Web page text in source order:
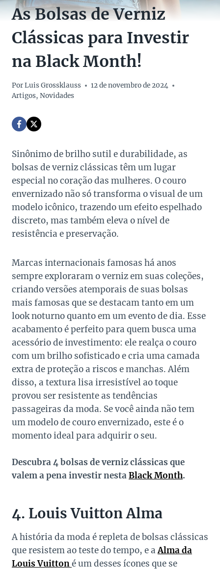
As Bolsas de Verniz
Clássicas para Investir
na Black Month!
PorLuis Grossklauss
12 de novembro de 2024
Artigos, Novidades
Sinônimo de brilho sutil e durabilidade, as
bolsas de verniz clássicas têm um lugar
especial no coração das mulheres. O couro
envernizado não só transforma o visual de um
modelo icônico, trazendo um efeito espelhado
discreto, mas também eleva o nível de
resistência e preservação.
Marcas internacionais famosas há anos
sempre exploraram o verniz em suas coleções,
criando versões atemporais de suas bolsas
mais famosas que se destacam tanto em um
look noturno quanto em um evento de dia. Esse
acabamento é perfeito para quem busca uma
acessório de investimento: ele realça o couro
com um brilho sofisticado e cria uma camada
extra de proteção a riscos e manchas. Além
disso, a textura lisa irresistível ao toque
provou ser resistente as tendências
passageiras da moda. Se você ainda não tem
um modelo de couro envernizado, este é o
momento ideal para adquirir o seu.
Descubra 4 bolsas de verniz clássicas que
valem a pena investir nestaBlack Month.
4. Louis Vuitton Alma
A história da moda é repleta de bolsas clássicas
que resistem ao teste do tempo, e aAlma da
Louis Vuittoné um desses ícones que se